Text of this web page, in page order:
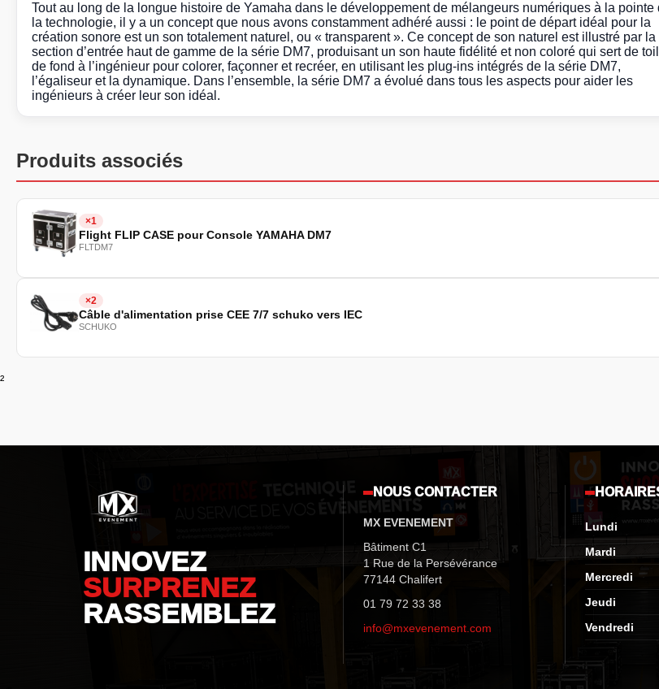
Tout au long de la longue histoire de Yamaha dans le développement de mélangeurs numériques à la pointe
la technologie, il y a un concept que nous avons constamment adhéré aussi : le point de départ idéal pour la
création sonore est un son totalement naturel, ou « transparent ». Ce concept de son naturel est illustré par la
section d’entrée haut de gamme de la série DM7, produisant un son haute fidélité et non coloré qui sert de
de fond à l’ingénieur pour colorer, façonner et recréer, en utilisant les plug-ins intégrés de la série DM7,
l’égaliseur et la dynamique. Dans l’ensemble, la série DM7 a évolué dans tous les aspects pour aider les
ingénieurs à créer leur son idéal.
Produits associés
×1
Flight FLIP CASE pour Console YAMAHA DM7
FLTDM7
×2
Câble d'alimentation prise CEE 7/7 schuko vers IEC
SCHUKO
²
INNOVEZ
SURPRENEZ
RASSEMBLEZ
NOUS CONTACTER
MX EVENEMENT
Bâtiment C1
1 Rue de la Persévérance
77144 Chalifert
01 79 72 33 38
info@mxevenement.com
Lundi
Mardi
Mercredi
Jeudi
Vendredi